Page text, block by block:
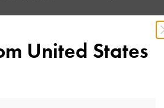
United States